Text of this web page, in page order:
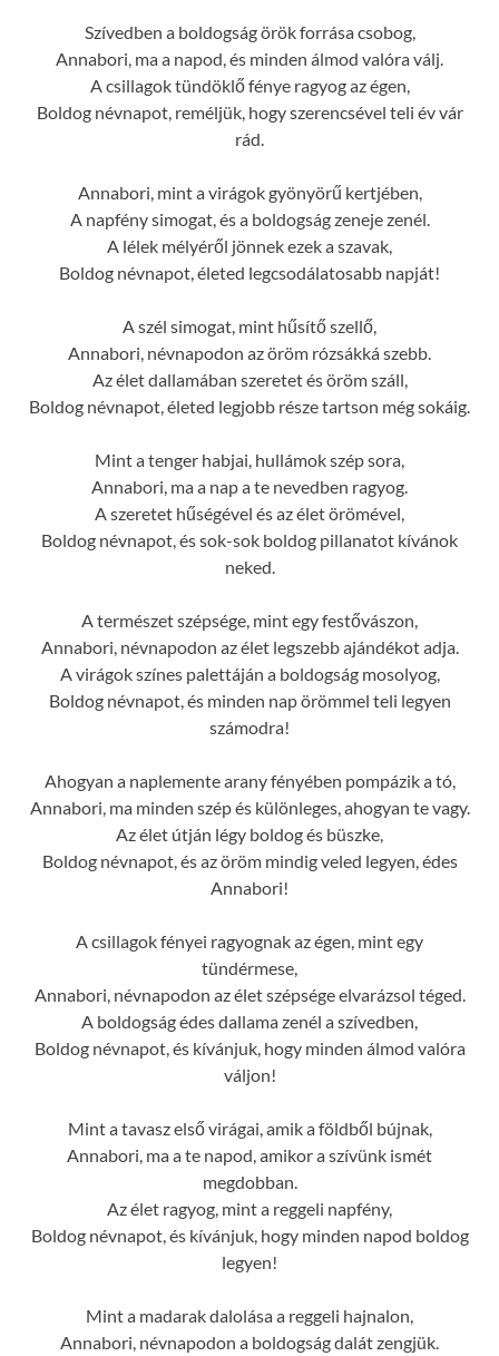
Szívedben a boldogság örök forrása csobog,
Annabori, ma a napod, és minden álmod valóra válj.
A csillagok tündöklő fénye ragyog az égen,
Boldog névnapot, reméljük, hogy szerencsével teli év vár
rád.
Annabori, mint a virágok gyönyörű kertjében,
A napfény simogat, és a boldogság zeneje zenél.
A lélek mélyéről jönnek ezek a szavak,
Boldog névnapot, életed legcsodálatosabb napját!
A szél simogat, mint hűsítő szellő,
Annabori, névnapodon az öröm rózsákká szebb.
Az élet dallamában szeretet és öröm száll,
Boldog névnapot, életed legjobb része tartson még sokáig.
Mint a tenger habjai, hullámok szép sora,
Annabori, ma a nap a te nevedben ragyog.
A szeretet hűségével és az élet örömével,
Boldog névnapot, és sok-sok boldog pillanatot kívánok
neked.
A természet szépsége, mint egy festővászon,
Annabori, névnapodon az élet legszebb ajándékot adja.
A virágok színes palettáján a boldogság mosolyog,
Boldog névnapot, és minden nap örömmel teli legyen
számodra!
Ahogyan a naplemente arany fényében pompázik a tó,
Annabori, ma minden szép és különleges, ahogyan te vagy.
Az élet útján légy boldog és büszke,
Boldog névnapot, és az öröm mindig veled legyen, édes
Annabori!
A csillagok fényei ragyognak az égen, mint egy
tündérmese,
Annabori, névnapodon az élet szépsége elvarázsol téged.
A boldogság édes dallama zenél a szívedben,
Boldog névnapot, és kívánjuk, hogy minden álmod valóra
váljon!
Mint a tavasz első virágai, amik a földből bújnak,
Annabori, ma a te napod, amikor a szívünk ismét
megdobban.
Az élet ragyog, mint a reggeli napfény,
Boldog névnapot, és kívánjuk, hogy minden napod boldog
legyen!
Mint a madarak dalolása a reggeli hajnalon,
Annabori, névnapodon a boldogság dalát zengjük.